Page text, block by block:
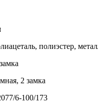
полиэстер,
2 замка
6-100/173